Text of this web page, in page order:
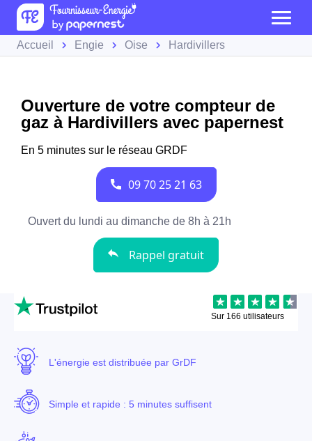
Accueil Engie Oise Hardivillers